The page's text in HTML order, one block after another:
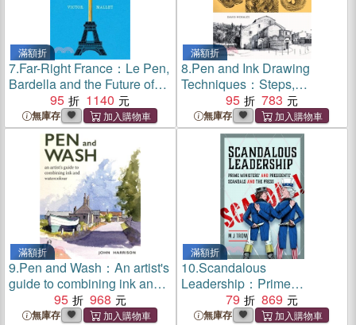
滿額折
7.Far-Right France：Le Pen,
Bardella and the Future of
95 1140
無庫存
滿額折
8.Pen and Ink Drawing
Techniques：Steps,
Subjects & Prompts
95 783
無庫存
滿額折
9.Pen and Wash：An artist's
guide to combining ink and
watercolour
95 968
無庫存
滿額折
10.Scandalous
Leadership：Prime
Ministers' and Presidents'
Scandals and the Press
79 869
無庫存